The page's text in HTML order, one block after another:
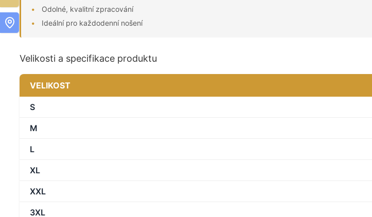
Odolné, kvalitní zpracování
Ideální pro každodenní nošení
Velikosti a specifikace produktu
VELIKOST
S
M
L
XL
XXL
3XL